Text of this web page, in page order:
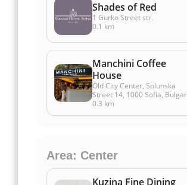
Shades of Red
1 Gurko Street str.
0.1 km
Manchini Coffee
House
Old City Center, Solunska
Street 14, 1000 Sofia,
0.3 km
Area: Center
Kuzina Fine Dining